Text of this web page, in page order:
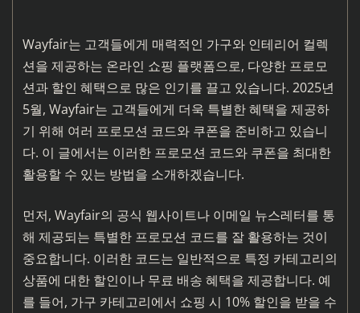
Wayfair는 고객들에게 매력적인 가구와 인테리어 컬렉
션을 제공하는 온라인 쇼핑 플랫폼으로, 다양한 프로모
션과 할인 혜택으로 많은 인기를 끌고 있습니다. 2025년
5월, Wayfair는 고객들에게 더욱 특별한 혜택을 제공하
기 위해 여러 프로모션 코드와 쿠폰을 준비하고 있습니
다. 이 글에서는 이러한 프로모션 코드와 쿠폰을 최대한
활용할 수 있는 방법을 소개하겠습니다.
먼저, Wayfair의 공식 웹사이트나 이메일 뉴스레터를 통
해 제공되는 특별한 프로모션 코드를 잘 활용하는 것이
중요합니다. 이러한 코드는 일반적으로 특정 카테고리의
상품에 대한 할인이나 무료 배송 혜택을 제공합니다. 예
를 들어, 가구 카테고리에서 쇼핑 시 10% 할인을 받을 수